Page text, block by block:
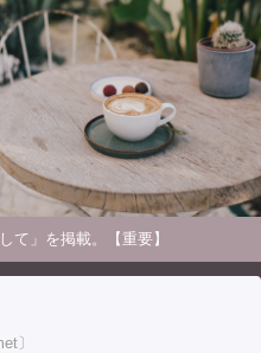
て」を掲載。【重要】
〕